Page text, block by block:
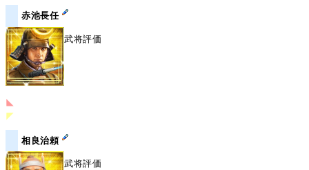
赤池長任
武将評価
◣
◤
相良治頼
武将評価